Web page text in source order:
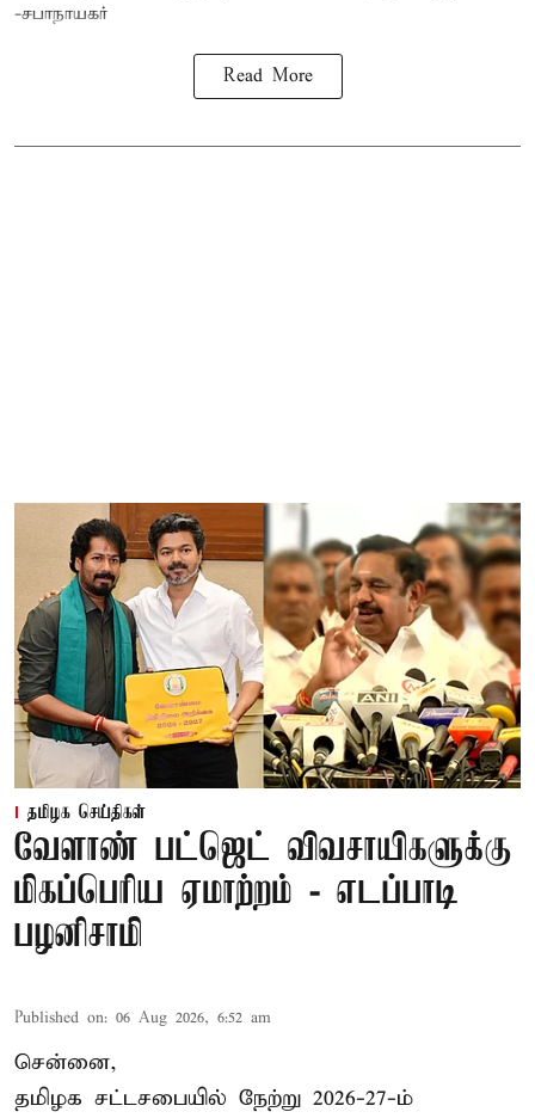
-சபாநாயகர்
Read More
தமிழக செய்திகள்
வேளாண் பட்ஜெட் விவசாயிகளுக்கு
மிகப்பெரிய ஏமாற்றம் - எடப்பாடி
பழனிசாமி
Published on: 06 Aug 2026, 6:52 am
சென்னை,
தமிழக சட்டசபையில் நேற்று 2026-27-ம்